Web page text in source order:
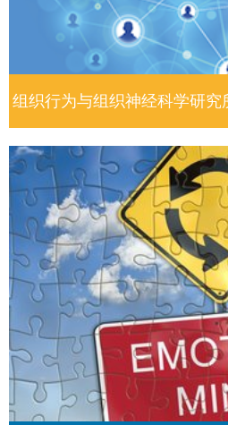
组织行为与组织神经科学研究